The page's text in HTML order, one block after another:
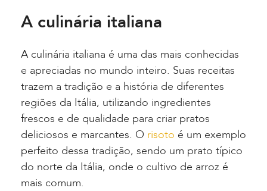
A culinária italiana
A culinária italiana é uma das mais conhecidas
e apreciadas no mundo inteiro. Suas receitas
trazem a tradição e a história de diferentes
regiões da Itália, utilizando ingredientes
frescos e de qualidade para criar pratos
deliciosos e marcantes. O risoto é um exemplo
perfeito dessa tradição, sendo um prato típico
do norte da Itália, onde o cultivo de arroz é
mais comum.